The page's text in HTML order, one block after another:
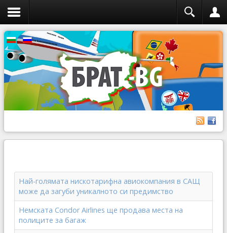
Най-голямата нискотарифна авиокомпания в САЩ
може да загуби уникалното си предимство
Немската Condor Airlines ще продава места на
полиците за багаж